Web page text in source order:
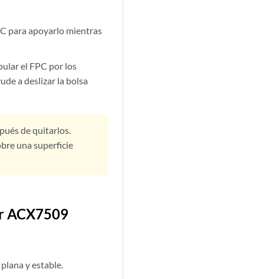
para apoyarlo mientras
el FPC por los
a deslizar la bolsa
de quitarlos.
una superficie
ACX7509
y estable.